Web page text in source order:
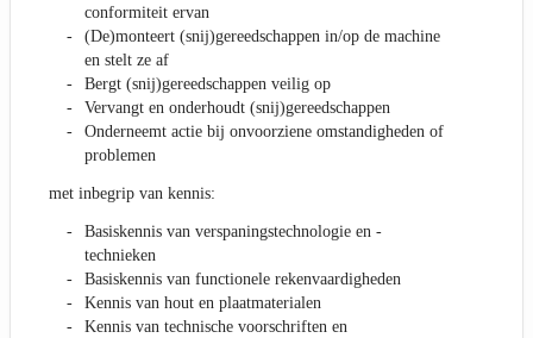
conformiteit ervan
(De)monteert (snij)gereedschappen in/op de machine
en stelt ze af
Bergt (snij)gereedschappen veilig op
Vervangt en onderhoudt (snij)gereedschappen
Onderneemt actie bij onvoorziene omstandigheden of
problemen
met inbegrip van kennis:
Basiskennis van verspaningstechnologie en -
technieken
Basiskennis van functionele rekenvaardigheden
Kennis van hout en plaatmaterialen
Kennis van technische voorschriften en